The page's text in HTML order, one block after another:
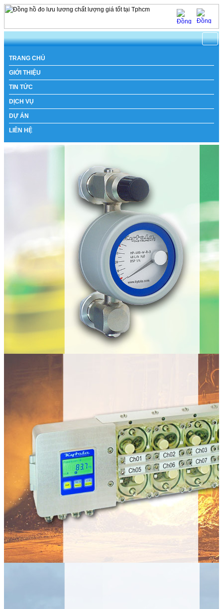
TRANG CHỦ
GIỚI THIỆU
TIN TỨC
DỊCH VỤ
DỰ ÁN
LIÊN HỆ